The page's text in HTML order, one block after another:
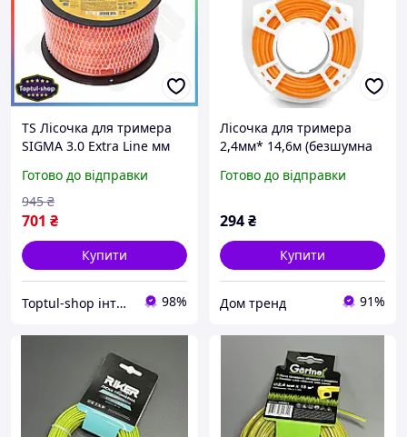
TS Лісочка для тримера
SIGMA 3.0 Extra Line мм
для стрижки трави та
рослинності SHT55_Q
Готово до відправки
701 ₴
945 ₴
Купити
Toptul-shop інтернет магазин 98%
Лісочка для тримера
2,4мм* 14,6м (безшумна
Готово до відправки
294₴
Купити
Дом тренд 91%